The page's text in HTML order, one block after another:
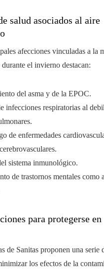
salud asociados al aire
afecciones vinculadas a la
el invierno destacan:
del asma y de la EPOC.
infecciones respiratorias al
de enfermedades
sistema inmunológico.
de trastornos mentales como
para protegerse en
de Sanitas proponen una serie
los efectos de la